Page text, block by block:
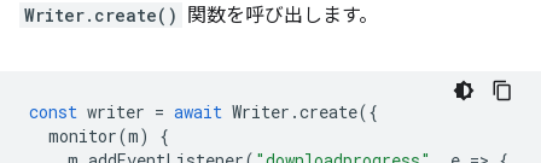
Writer.create() 関数を呼び出します。
const writer = await Writer .create({
monitor(m)
{